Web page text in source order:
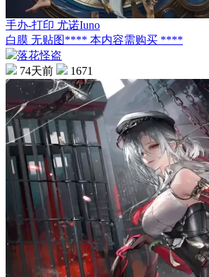
手办-打印 尤诺Iuno
白膜 无贴图**** 本内容需购买 ****
落花怪盗
74天前
1671